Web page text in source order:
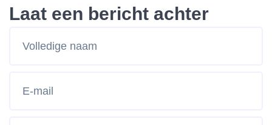
Laat een bericht achter